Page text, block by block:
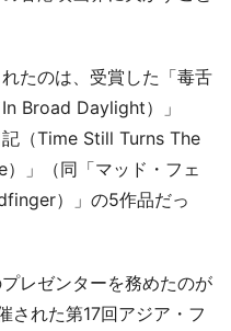
たのは、受賞した「毒舌
Broad Daylight）」
記（Time Still Turns The
」（同「マッド・フェ
）」の5作品だっ
レゼンターを務めたのが
された第17回アジア・フ